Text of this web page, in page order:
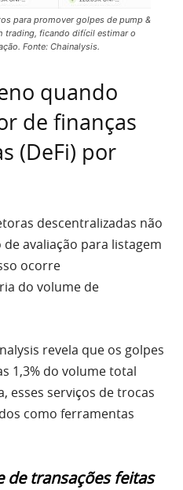
para promover golpes de pump &
trading, ficando difícil estimar o
Fonte: Chainalysis.
quando
de finanças
(DeFi) por
descentralizadas não
avaliação para listagem
ocorre
do volume de
revela que os golpes
1,3% do volume total
esses serviços de trocas
como ferramentas
de transações feitas